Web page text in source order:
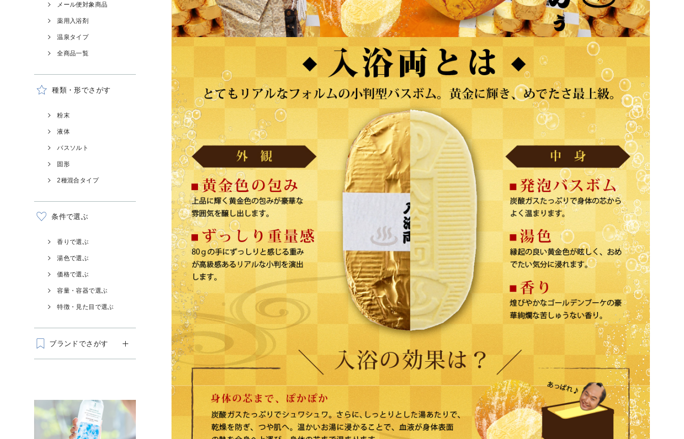
メール便対象商品
薬用入浴剤
温泉タイプ
全商品一覧
種類・形でさがす
粉末
液体
バスソルト
固形
2種混合タイプ
条件で選ぶ
香りで選ぶ
湯色で選ぶ
価格で選ぶ
容量・容器で選ぶ
特徴・見た目で選ぶ
ブランドでさがす